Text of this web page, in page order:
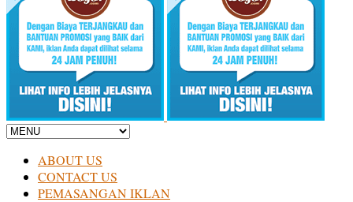
ABOUT US
CONTACT US
PEMASANGAN IKLAN